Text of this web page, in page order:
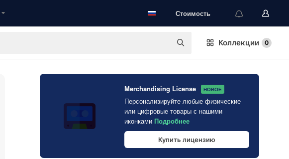
Стоимость
Коллекции 0
Merchandising License НОВОЕ
Персонализируйте любые физические
или цифровые товары с нашими
иконками Подробнее
Купить лицензию